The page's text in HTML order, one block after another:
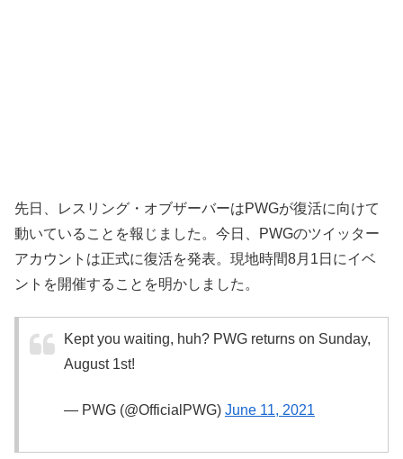
先日、レスリング・オブザーバーはPWGが復活に向けて
動いていることを報じました。今日、PWGのツイッター
アカウントは正式に復活を発表。現地時間8月1日にイベ
ントを開催することを明かしました。
Kept you waiting, huh? PWG returns on Sunday,
August 1st!
— PWG (@OfficialPWG) June 11, 2021